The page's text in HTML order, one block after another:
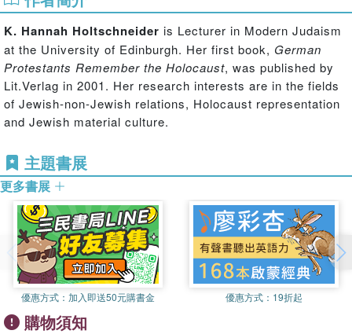
which focus on the Holocaust Exhibition at the Imperial
War Museum in London and the permanent exhibition at
the Jewish Museum Berlin, these themes become the
prism through which aspects of historiography and the
display of the ‘otherness’ of minorities are addressed.
Casting new light on the issues surrounding the visual
in relation to historical presentations and to the use of
photographs in exhibitions, this book is an important
contribution not only to the fields of Jewish Studies,
Religion and History, but also to the study of the
representation of minority-majority relations and the
understanding of exhibition visits as an educational tool.
K. Hannah Holtschneider is Lecturer in Modern Judaism
at the University of Edinburgh. Her first book, German
Protestants Remember the Holocaust, was published by
Lit.Verlag in 2001. Her research interests are in the fields
of Jewish-non-Jewish relations, Holocaust representation
and Jewish material culture.
主題書展
更多書展
優惠方式： 加入即送50元購書金 優惠方式： 19折起
購物須知